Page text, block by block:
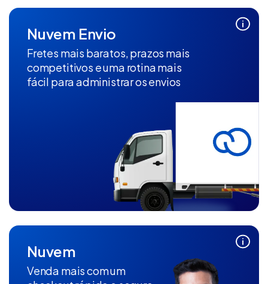
Nuvem Envio
Fretes mais baratos, prazos mais
competitivos e uma rotina mais
fácil para administrar os envios
Nuvem
Venda mais com um